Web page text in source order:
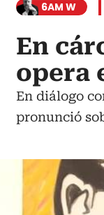
6AM W
En
opera
En diálogo
pronunció